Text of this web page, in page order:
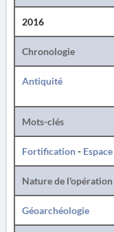
2016
Chronologie
Antiquité
Mots-clés
Fortification-
Nature de l'opération
Géoarchéologie